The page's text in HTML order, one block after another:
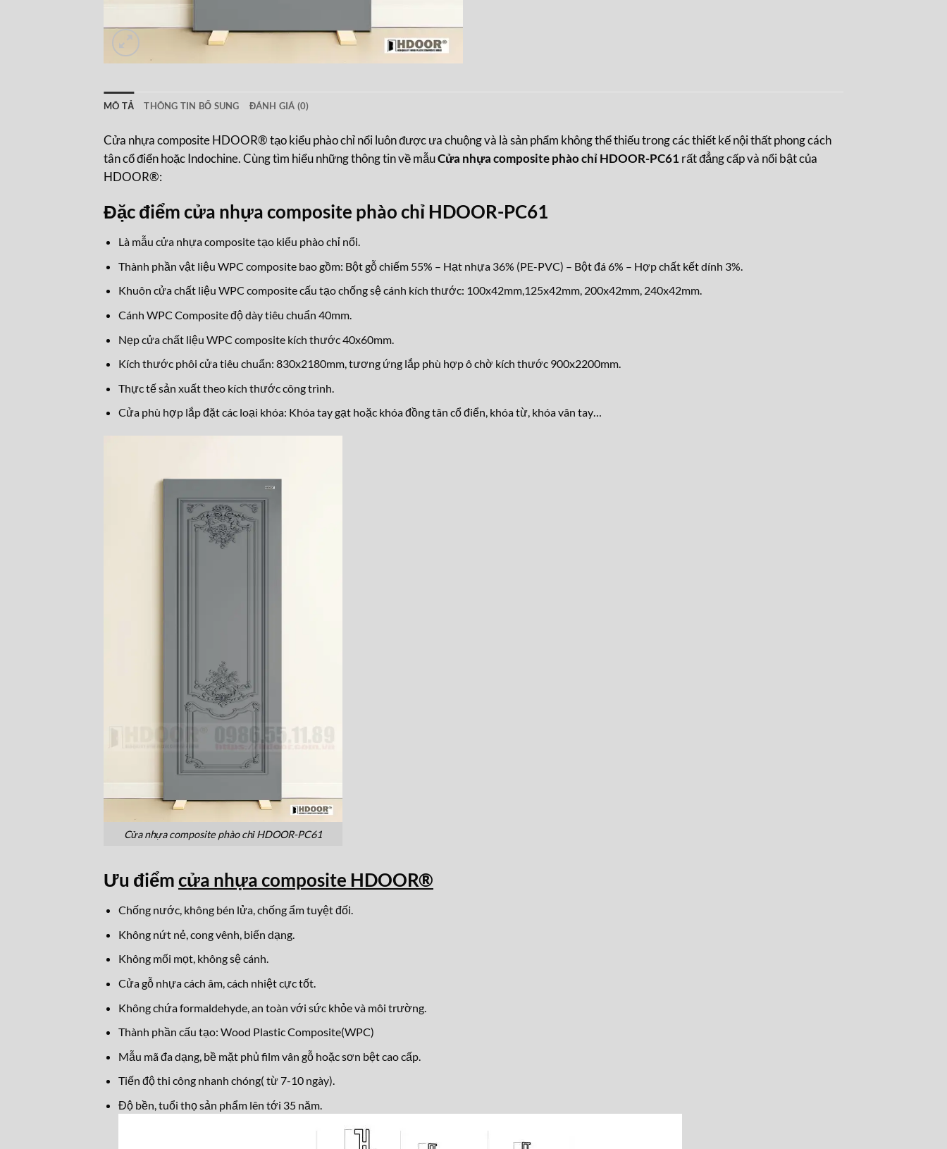
MÔ TẢ THÔNG TIN BỔ SUNG ĐÁNH GIÁ (0)
Cửa nhựa composite HDOOR® tạo kiểu phào chỉ nổi luôn được ưa chuộng và là sản phẩm không thể thiếu trong các thiết kế nội thất phong cách
tân cổ điển hoặc Indochine. Cùng tìm hiểu những thông tin về mẫuCửa nhựa composite phào chỉ HDOOR-PC61 rất đẳng cấp và nổi bật của
HDOOR®:
Đặc điểm cửa nhựa composite phào chỉ HDOOR-PC61
Là mẫu cửa nhựa composite tạo kiểu phào chỉ nổi.
Thành phần vật liệu WPC composite bao gồm: Bột gỗ chiếm 55% – Hạt nhựa 36% (PE-PVC) – Bột đá 6% – Hợp chất kết dính 3%.
Khuôn cửa chất liệu WPC composite cấu tạo chống sệ cánh kích thước: 100x42mm,125x42mm, 200x42mm, 240x42mm.
Cánh WPC Composite độ dày tiêu chuẩn 40mm.
Nẹp cửa chất liệu WPC composite kích thước 40x60mm.
Kích thước phôi cửa tiêu chuẩn: 830x2180mm, tương ứng lắp phù hợp ô chờ kích thước 900x2200mm.
Thực tế sản xuất theo kích thước công trình.
Cửa phù hợp lắp đặt các loại khóa: Khóa tay gạt hoặc khóa đồng tân cổ điển, khóa từ, khóa vân tay…
Cửa nhựa composite phào chỉ HDOOR-PC61
Ưu điểm cửa nhựa composite HDOOR®
Chống nước, không bén lửa, chống ẩm tuyệt đối.
Không nứt nẻ, cong vênh, biến dạng.
Không mối mọt, không sệ cánh.
Cửa gỗ nhựa cách âm, cách nhiệt cực tốt.
Không chứa formaldehyde, an toàn với sức khỏe và môi trường.
Thành phần cấu tạo: Wood Plastic Composite(WPC)
Mẫu mã đa dạng, bề mặt phủ film vân gỗ hoặc sơn bệt cao cấp.
Tiến độ thi công nhanh chóng( từ 7-10 ngày).
Độ bền, tuổi thọ sản phẩm lên tới 35 năm.